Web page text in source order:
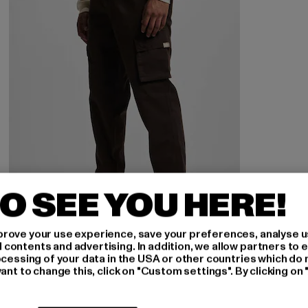
DEF
Classic
SEE YOU HERE!
your use experience, save your preferences, analyse
and advertising. In addition, we allow partners to
of your data in the USA or other countries which do
to change this, click on "Custom settings". By clicking